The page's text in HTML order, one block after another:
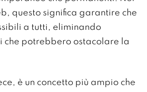
questo significa garantire che
a tutti, eliminando
potrebbero ostacolare la
è un concetto più ampio che